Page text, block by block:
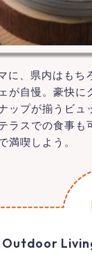
に、県内はもち
が自慢。豪快
ップが揃うビ
ラスでの食事
満喫しよう。
Outdoor